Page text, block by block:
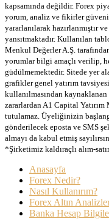
kapsamında değildir. Forex
yorum, analiz ve fikirler
yararlanılarak hazırlanmıştır
yansıtmaktadır. Kullanılan
Menkul Değerler A.Ş.
yorumlar bilgi amaçlı verilip,
güdülmemektedir. Sitede yer
grafikler genel yatırım
kullanılmasından
zararlardan A1 Capital
tutulamaz. Üyeliğinizin
gönderilecek eposta ve SMS
almayı da kabul etmiş
*Şirketimiz kaldıraçlı alım-
Anasayfa
Forex Nedir?
Nasıl Kullanırım?
Forex Altın
Banka Hesap